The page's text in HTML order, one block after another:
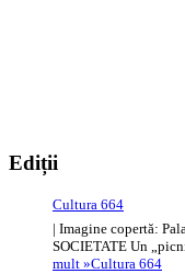
Ediții
Cultura 664
| Imagine copertă:
SOCIETATE Un
mult »Cultura 664